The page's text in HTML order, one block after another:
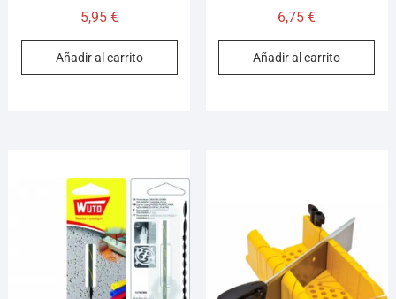
5,95 €
Añadir al carrito
6,75€
Añadir al carrito